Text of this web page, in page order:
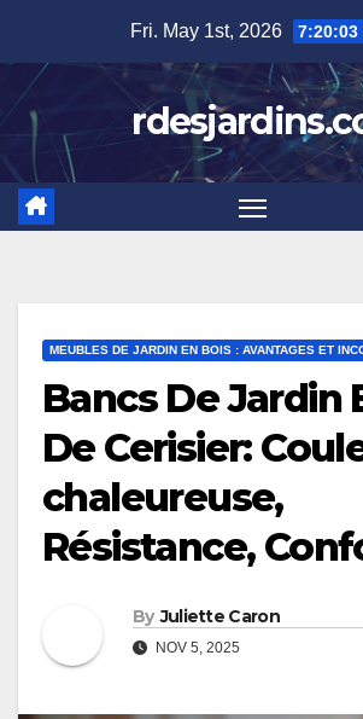
content
Fri. May 1st, 2026 7:20:04
MEUBLES DE JARDIN EN BOIS : AVANTAGES ET
Bancs De Jardin
De Cerisier:
chaleureuse,
Résistance,
By Juliette Caron
NOV 5, 2025